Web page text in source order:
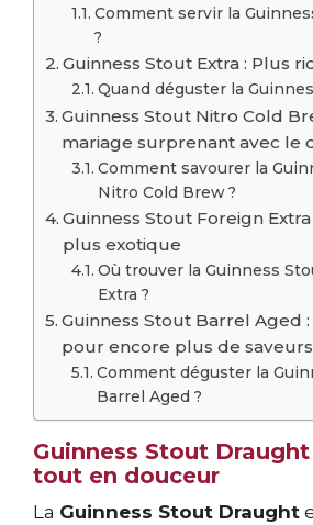
Comment servir la
?
Guinness Stout Extra : Plus
Quand déguster la
Guinness Stout Nitro Cold
mariage surprenant avec le
Comment savourer la
Nitro Cold Brew ?
Guinness Stout Foreign
plus exotique
Où trouver la Guinness
Extra ?
Guinness Stout Barrel Aged
pour encore plus de saveurs
Comment déguster la
Barrel Aged ?
Guinness Stout
tout en douceur
La Guinness Stout Draught